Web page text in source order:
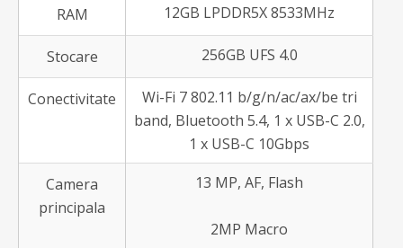
RAM 12GB LPDDR5X 8533MHz
Stocare 256GB UFS 4.0
Conectivitate
Wi-Fi 7 802.11 b/g/n/ac/ax/be tri
band, Bluetooth 5.4, 1 x USB-C 2.0,
1 x USB-C 10Gbps
Camera
principala
13 MP, AF, Flash
2MP Macro